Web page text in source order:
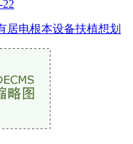
22
居电根本设备扶植想划